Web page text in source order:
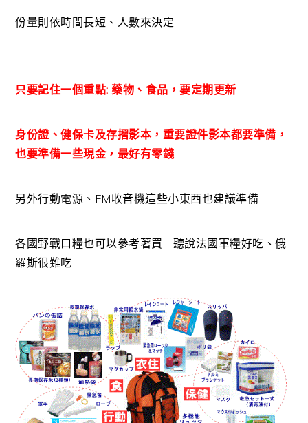
份量則依時間長短、人數來決定
只要記住一個重點: 藥物、食品，要定期更新
身份證、健保卡及存摺影本，重要證件影本都要準備，
也要準備一些現金，最好有零錢
另外行動電源、FM收音機這些小東西也建議準備
各國野戰口糧也可以參考著買….聽說法國軍糧好吃、俄
羅斯很難吃